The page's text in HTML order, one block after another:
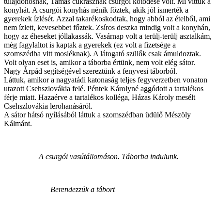
konyhát. A csurgói konyhás nénik főztek, akik jól ismerték a
gyerekek ízlését. Azzal takarékoskodtak, hogy abból az ételből, ami
nem ízlett, kevesebbet főztek. Zsíros deszka mindig volt a konyhán,
hogy az éheseket jóllakassák. Vasárnap volt a terülj-terülj asztalkám,
még fagylaltot is kaptak a gyerekek (ez volt a fizetsége a
szomszédba vitt mosléknak). A látogató szülők csak ámuldoztak.
Volt olyan eset is, amikor a táborba értünk, nem volt elég sátor.
Nagy Árpád segítségével szereztünk a fenyvesi táborból.
Láttuk, amikor a nagyatádi katonaság teljes fegyverzetben vonaton
utazott Csehszlovákia felé. Péntek Károlyné aggódott a tartalékos
férje miatt. Hazaérve a tartalékos kolléga, Házas Károly mesélt
Csehszlovákia lerohanásáról.
A sátor hátsó nyílásából láttuk a szomszédban üdülő Mészöly
Kálmánt.
A csurgói vasútállomáson. Táborba indulunk.
Berendezzük a tábort